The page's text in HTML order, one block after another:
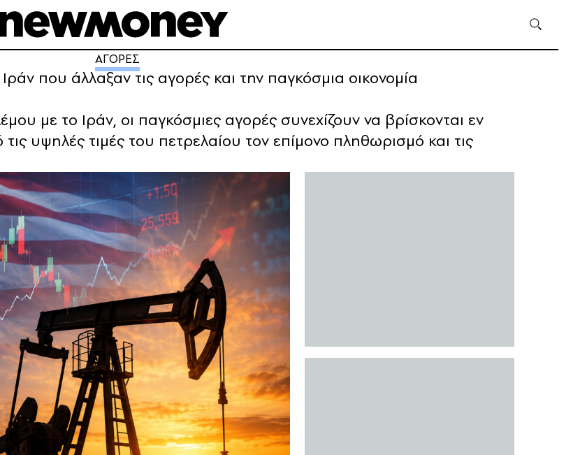
ΑΓΟΡΕΣ
που άλλαξαν τις αγορές και την παγκόσμια οικονομία
με το Ιράν, οι παγκόσμιες αγορές συνεχίζουν να βρίσκονται εν
υψηλές τιμές του πετρελαίου τον επίμονο πληθωρισμό και τις